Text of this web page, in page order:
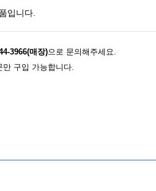
입니다.
3966(매장)으로 문의해주세요.
구입 가능합니다.